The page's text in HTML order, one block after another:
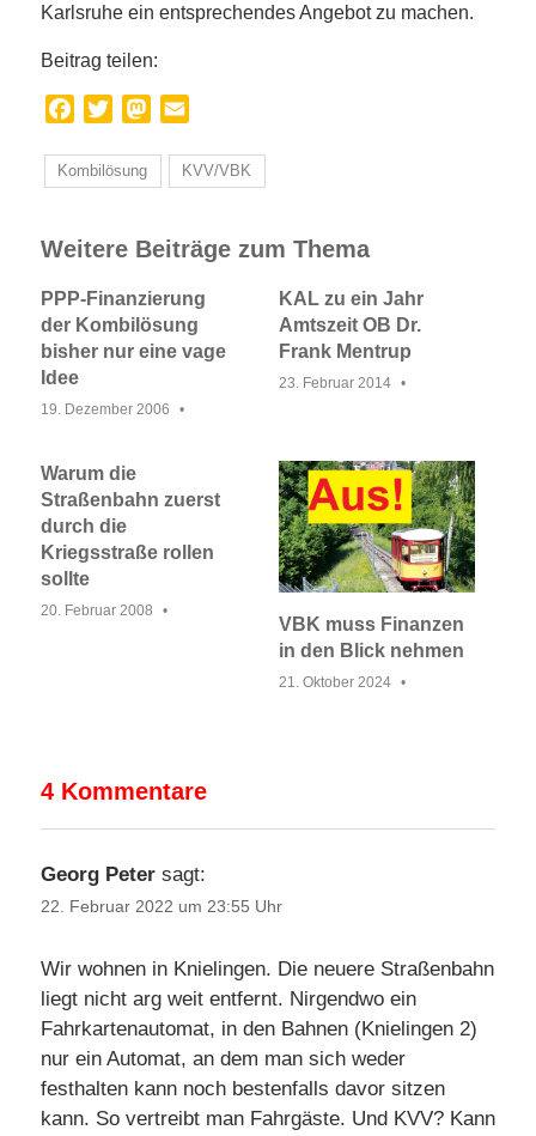
Karlsruhe ein entsprechendes Angebot zu machen.
Beitrag teilen:
Facebook
TwitterMastodon
Kombilösung KVV/VBK
Weitere Beiträge zum Thema
PPP-Finanzierung
der Kombilösung
bisher nur eine vage
Idee
19. Dezember 2006
KAL zu ein Jahr
Amtszeit OB Dr.
Frank Mentrup
23. Februar 2014
Warum die
Straßenbahn zuerst
durch die
Kriegsstraße rollen
sollte
20. Februar 2008
VBK muss Finanzen
in den Blick nehmen
21. Oktober 2024
4 Kommentare
Georg Peter sagt:
22. Februar 2022 um 23:55 Uhr
Wir wohnen in Knielingen. Die neuere Straßenbahn
liegt nicht arg weit entfernt. Nirgendwo ein
Fahrkartenautomat, in den Bahnen (Knielingen 2)
nur ein Automat, an dem man sich weder
festhalten kann noch bestenfalls davor sitzen
kann. So vertreibt man Fahrgäste. Und KVV? Kann